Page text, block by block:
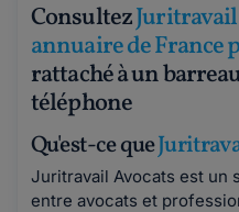
ConsultezJuritravail
annuaire de France
rattaché à un
téléphone
Qu'est-ce que
Juritravail Avocats est un
entre avocats et